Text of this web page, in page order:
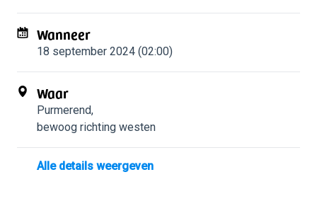
Wanneer
18 september 2024 (02:00)
Waar
Purmerend,
bewoog richting westen
Alle details weergeven